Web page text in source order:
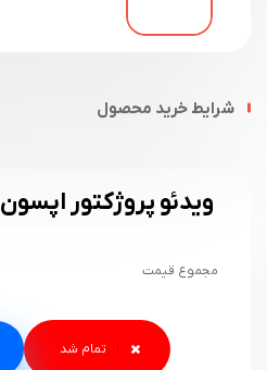
شرایط خرید محصول
ویدئو پروژکتور اپسون EPSON EB-X39
مجموع قیمت